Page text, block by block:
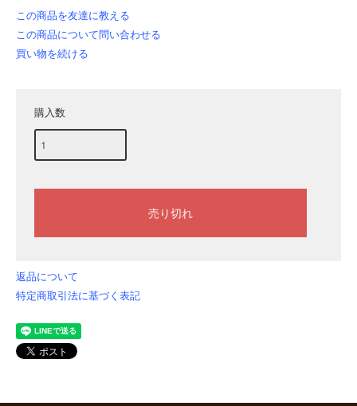
この商品を友達に教える
この商品について問い合わせる
買い物を続ける
購入数
返品について
特定商取引法に基づく表記